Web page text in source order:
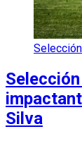
Silva